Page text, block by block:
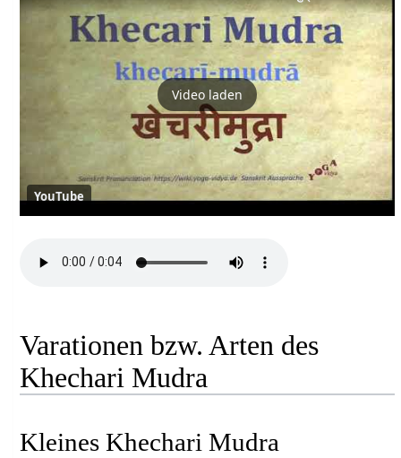
Video laden
YouTube
Varationen bzw. Arten des
Khechari Mudra
Kleines Khechari Mudra